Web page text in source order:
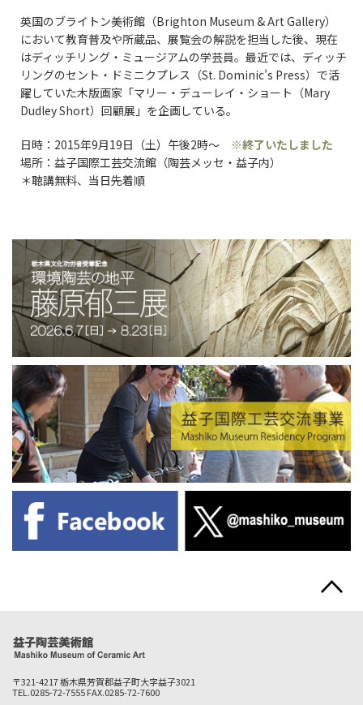
英国のブライトン美術館（Brighton Museum & Art Gallery）
において教育普及や所蔵品、展覧会の解説を担当した後、現在
はディッチリング・ミュージアムの学芸員。最近では、ディッチ
リングのセント・ドミニクプレス（St. Dominic’s Press）で活
躍していた木版画家「マリー・デューレイ・ショート（Mary
Dudley Short）回顧展」を企画している。
日時：2015年9月19日（土）午後2時～ ※終了いたしました
場所：益子国際工芸交流館（陶芸メッセ・益子内）
＊聴講無料、当日先着順
〒321-4217 栃木県芳賀郡益子町大字益子3021
TEL.0285-72-7555 FAX.0285-72-7600